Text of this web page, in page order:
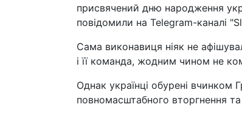
присвячений дню народження
повідомили на Telegram-каналі
Сама виконавиця ніяк не
і її команда, жодним чином не
Однак українці обурені вчинком
повномасштабного вторгнення